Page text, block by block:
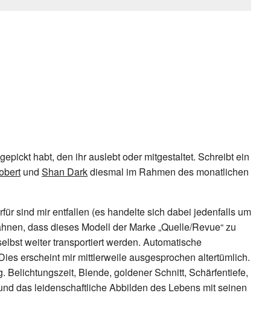
habt, den ihr auslebt oder mitgestaltet. Schreibt ein
und Shan Darkdiesmal im Rahmen des monatlichen
sind mir entfallen (es handelte sich dabei jedenfalls um
dass dieses Modell der Marke „Quelle/Revue“ zu
weiter transportiert werden. Automatische
erscheint mir mittlerweile ausgesprochen altertümlich.
Belichtungszeit, Blende, goldener Schnitt, Schärfentiefe,
das leidenschaftliche Abbilden des Lebens mit seinen